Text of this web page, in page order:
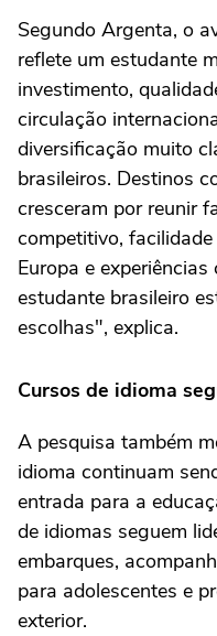
Segundo Argenta, o
reflete um estudante
investimento,
circulação
diversificação muito
brasileiros. Destinos
cresceram por reunir
competitivo,
Europa e
estudante brasileiro
escolhas", explica.
Cursos de idioma
A pesquisa também
idioma continuam
entrada para a
de idiomas seguem
embarques,
para adolescentes e
exterior.